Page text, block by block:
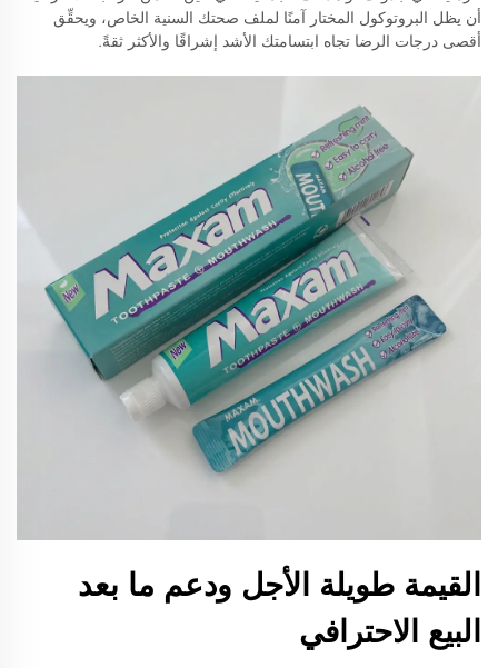
أن يظل البروتوكول المختار آمنًا لملف صحتك السنية الخاص، ويحقِّق
أقصى درجات الرضا تجاه ابتسامتك الأشد إشراقًا والأكثر ثقةً.
القيمة طويلة الأجل ودعم ما بعد
البيع الاحترافي